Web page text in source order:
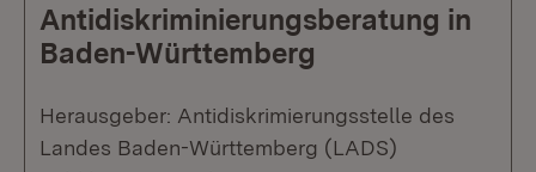
Antidiskriminierungsberatung in
Baden-Württemberg
Herausgeber: Antidiskrimierungsstelle des
Landes Baden-Württemberg (LADS)